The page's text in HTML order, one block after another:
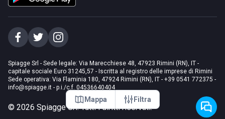
Mappa Filtra
Spiagge Srl - Sede legale: Via Marecchiese 48, 47923 Rimini (RN), IT -
capitale sociale Euro 31245,57 - Iscritta al registro delle imprese di Rimini
Sede operativa: Via Flaminia 180, 47924 Rimini (RN), IT - +39 0541 772375 -
info@spiagge.it - p.i./c.f. 04536640404
© 2026 Spiagge Srl. Tutti i diritti riservati.